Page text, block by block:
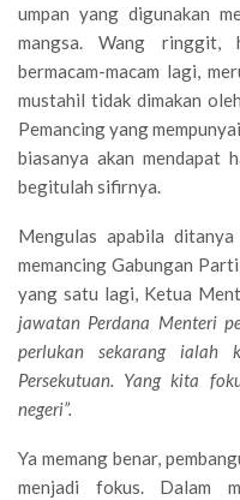
umpan yang digunakan
mangsa. Wang ringgit,
bermacam-macam lagi,
mustahil tidak dimakan
Pemancing yang
biasanya akan mendapat
begitulah sifirnya.
Mengulas apabila
memancing Gabungan
yang satu lagi, Ketua
jawatan Perdana Menteri
perlukan sekarang ialah
Persekutuan. Yang kita
negeri”.
Ya memang benar,
menjadi fokus. Dalam